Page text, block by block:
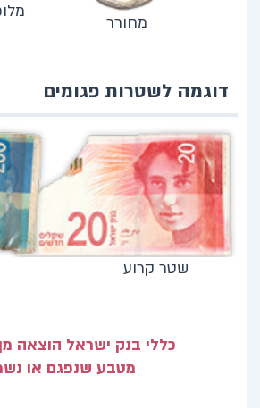
מחורר
דוגמה לשטרות פגומים
שטר קרוע
כללי בנק ישראל הוצאה
מטבע שנפגם או